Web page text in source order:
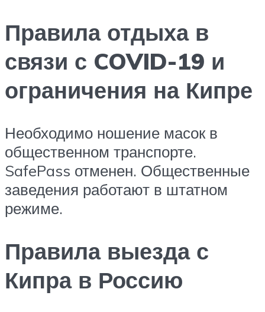
Правила отдыха в
связи с COVID-19 и
ограничения на Кипре
Необходимо ношение масок в
общественном транспорте.
SafePass отменен. Общественные
заведения работают в штатном
режиме.
Правила выезда с
Кипра в Россию